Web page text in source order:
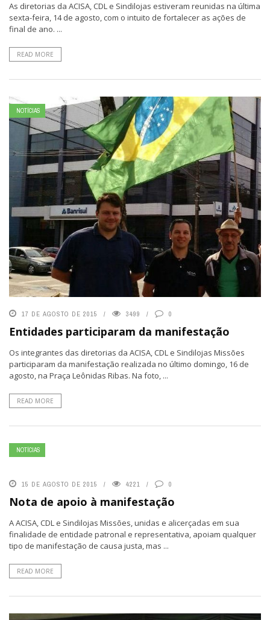
As diretorias da ACISA, CDL e Sindilojas estiveram reunidas na última
sexta-feira, 14 de agosto, com o intuito de fortalecer as ações de
final de ano. ...
READ MORE
NOTÍCIAS
17 DE AGOSTO DE 2015 3499 0
Entidades participaram da manifestação
Os integrantes das diretorias da ACISA, CDL e Sindilojas Missões
participaram da manifestação realizada no último domingo, 16 de
agosto, na Praça Leônidas Ribas. Na foto, ...
READ MORE
NOTÍCIAS
15 DE AGOSTO DE 2015 4221 0
Nota de apoio à manifestação
A ACISA, CDL e Sindilojas Missões, unidas e alicerçadas em sua
finalidade de entidade patronal e representativa, apoiam qualquer
tipo de manifestação de causa justa, mas ...
READ MORE